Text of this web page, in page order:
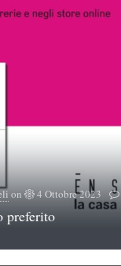
on 4 Ottobre 2023
preferito